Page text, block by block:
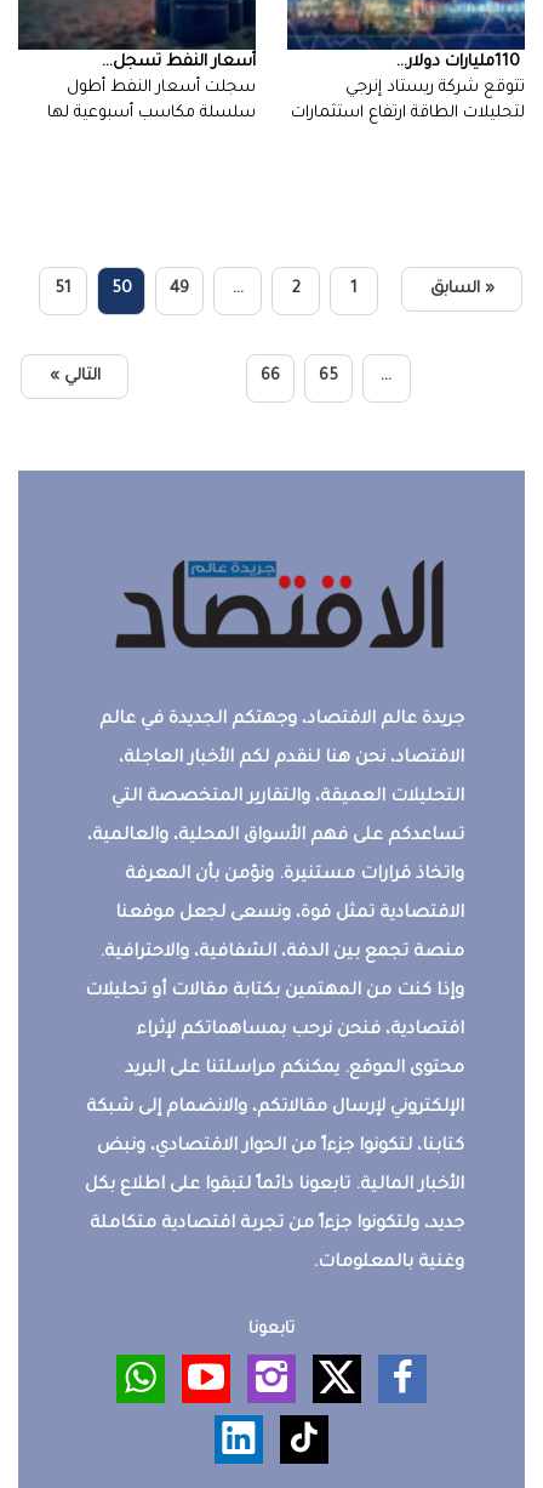
110‭ ‬مليارات‭ ‬دولار‭ ...
أسعار‭ ‬النفط‭ ‬تسجل‭ ...
« السابق 1
2
…
49
50
51
…
65
66 التالي »
جريدة عالم الاقتصاد، وجهتكم الجديدة في عالم
الاقتصاد، نحن هنا لنقدم لكم الأخبار العاجلة،
التحليلات العميقة، والتقارير المتخصصة التي
تساعدكم على فهم الأسواق المحلية، والعالمية،
واتخاذ قرارات مستنيرة. ونؤمن بأن المعرفة
الاقتصادية تمثل قوة، ونسعى لجعل موقعنا
منصة تجمع بين الدقة، الشفافية، والاحترافية.
وإذا كنت من المهتمين بكتابة مقالات أو تحليلات
اقتصادية، فنحن نرحب بمساهماتكم لإثراء
محتوى الموقع. يمكنكم مراسلتنا على البريد
الإلكتروني لإرسال مقالاتكم، والانضمام إلى شبكة
كتابنا، لتكونوا جزءاً من الحوار الاقتصادي، ونبض
الأخبار المالية. تابعونا دائماً لتبقوا على اطلاع بكل
جديد، ولتكونوا جزءاً من تجربة اقتصادية متكاملة
وغنية بالمعلومات.
تابعونا